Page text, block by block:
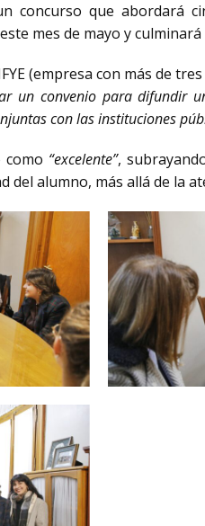
concurso que abordará
mes de mayo y
(empresa con más de
un convenio para difundir
con las instituciones
como “excelente”,
alumno, más allá de la